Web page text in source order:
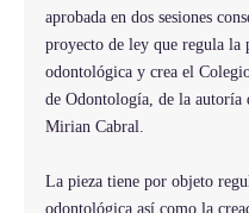
aprobada en dos sesiones
proyecto de ley que regula la
odontológica y crea el
de Odontología, de la autoría
Mirian Cabral.
La pieza tiene por objeto
odontológica así como la